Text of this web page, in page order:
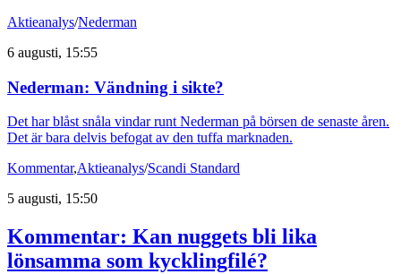
Aktieanalys/Nederman
6 augusti, 15:55
Nederman: Vändning i sikte?
Det har blåst snåla vindar runt Nederman på börsen de senaste åren.
Det är bara delvis befogat av den tuffa marknaden.
Kommentar,Aktieanalys/Scandi Standard
5 augusti, 15:50
Kommentar: Kan nuggets bli lika
lönsamma som kycklingfilé?